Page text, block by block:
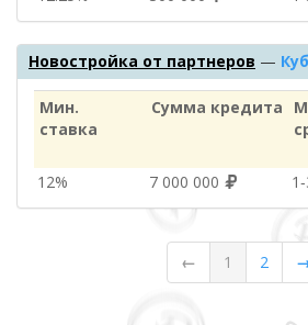
Новостройка от партнеров —
Мин.
ставка
Сумма кредита
12%
7 000 000
← 1 2